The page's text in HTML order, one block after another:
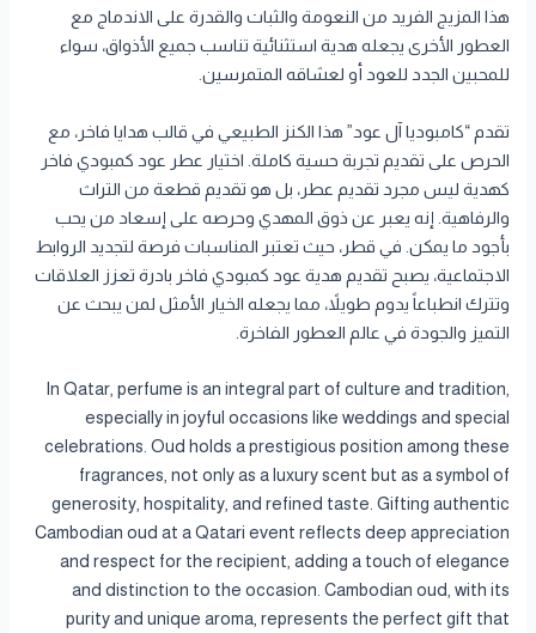
هذا المزيج الفريد من النعومة والثبات والقدرة على الاندماج مع
العطور الأخرى يجعله هدية استثنائية تناسب جميع الأذواق، سواء
للمحبين الجدد للعود أو لعشاقه المتمرسين.
تقدم “كامبوديا آل عود” هذا الكنز الطبيعي في قالب هدايا فاخر، مع
الحرص على تقديم تجربة حسية كاملة. اختيار عطر عود كمبودي فاخر
كهدية ليس مجرد تقديم عطر، بل هو تقديم قطعة من التراث
والرفاهية. إنه يعبر عن ذوق المهدي وحرصه على إسعاد من يحب
بأجود ما يمكن. في قطر، حيث تعتبر المناسبات فرصة لتجديد الروابط
الاجتماعية، يصبح تقديم هدية عود كمبودي فاخر بادرة تعزز العلاقات
وتترك انطباعاً يدوم طويلاً، مما يجعله الخيار الأمثل لمن يبحث عن
التميز والجودة في عالم العطور الفاخرة.
In Qatar, perfume is an integral part of culture and tradition,
especially in joyful occasions like weddings and special
celebrations. Oud holds a prestigious position among these
fragrances, not only as a luxury scent but as a symbol of
generosity, hospitality, and refined taste. Gifting authentic
Cambodian oud at a Qatari event reflects deep appreciation
and respect for the recipient, adding a touch of elegance
and distinction to the occasion. Cambodian oud, with its
purity and unique aroma, represents the perfect gift that